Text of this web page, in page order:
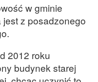
w gminie
z posadzonego
2012 roku
budynek starej